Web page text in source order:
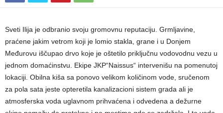
Sveti Ilija je odbranio svoju gromovnu reputaciju. Grmljavine,
praćene jakim vetrom koji je lomio stakla, grane i u Donjem
Međurovu iščupao drvo koje je oštetilo priključnu vodovodnu vezu u
jednom domaćinstvu. Ekipe JKP“Naissus“ intervenišu na pomenutoj
lokaciji. Obilna kiša sa ponovo velikom količinom vode, sručenom
za pola sata jeste opteretila kanalizacioni sistem grada ali je
atmosferska voda uglavnom prihvaćena i odvedena a dežurne